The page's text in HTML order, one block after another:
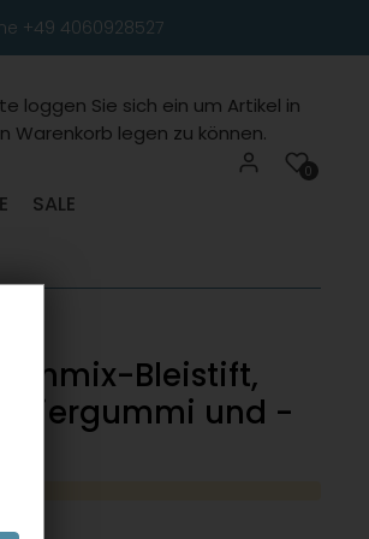
+49 4060928527
loggen Sie sich ein um Artikel in
Warenkorb legen zu können.
0
SALE
Bleistift,
und -